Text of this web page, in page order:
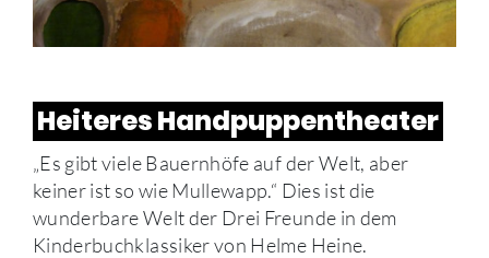
Heiteres Handpuppentheater
„Es gibt viele Bauernhöfe auf der Welt, aber
keiner ist so wie Mullewapp.“ Dies ist die
wunderbare Welt der Drei Freunde in dem
Kinderbuchklassiker von Helme Heine.